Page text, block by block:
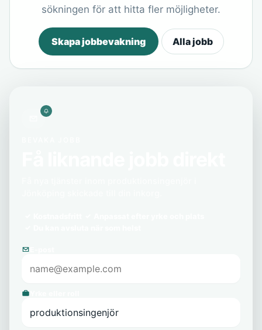
sökningen för att hitta fler möjligheter.
Skapa jobbevakning Alla jobb